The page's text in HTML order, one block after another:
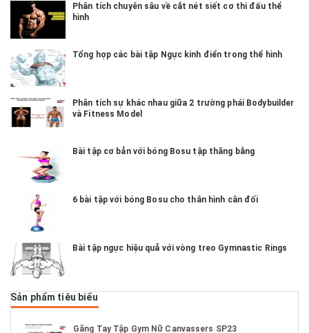
Phân tích chuyên sâu về cắt nét siết cơ thi đấu thể
hình
Tổng hợp các bài tập Ngực kinh điển trong thể hình
Phân tích sự khác nhau giữa 2 trường phái Bodybuilder
và Fitness Model
Bài tập cơ bản với bóng Bosu tập thăng bằng
6 bài tập với bóng Bosu cho thân hình cân đối
Bài tập ngực hiệu quả với vòng treo Gymnastic Rings
Sản phẩm tiêu biểu
Găng Tay Tập Gym Nữ Canvassers SP23